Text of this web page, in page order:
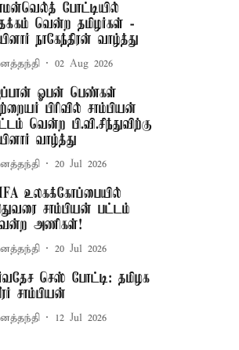
போட்டியில்
வென்ற தமிழர்கள் -
நாகேந்திரன் வாழ்த்து
02 Aug 2026
ஓபன் பெண்கள்
பிரிவில் சாம்பியன்
வென்ற பி.வி.சிந்துவிற்கு
வாழ்த்து
20 Jul 2026
உலகக்கோப்பையில்
சாம்பியன் பட்டம்
அணிகள்!
20 Jul 2026
செஸ் போட்டி: தமிழக
சாம்பியன்
12 Jul 2026